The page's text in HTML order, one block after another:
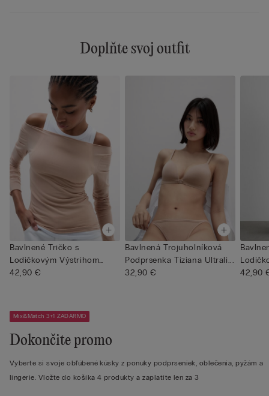
Doplňte svoj outfit
Bavlnené Tričko s
Lodičkovým Výstrihom
Ultralight ...
42,90 €
Bavlnená Trojuholníková
Podprsenka Tiziana Ultrali...
32,90 €
42,90
Mix&Match 3+1 ZADARMO
Dokončite promo
Vyberte si svoje obľúbené kúsky z ponuky podprseniek, oblečenia, pyžám a
lingerie. Vložte do košíka 4 produkty a zaplatíte len za 3